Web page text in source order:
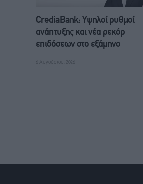
CrediaBank: Υψηλοί ρυθμοί
ανάπτυξης και νέα ρεκόρ
επιδόσεων στο εξάμηνο
6 Αυγούστου, 2026